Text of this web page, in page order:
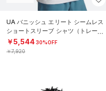
UA バニッシュ エリート シームレス
ショートスリーブ シャツ（トレーニ
ング/MEN）
￥5,54430%OFF
￥7,920